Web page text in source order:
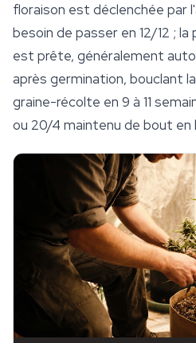
floraison est déclenchée par
besoin de passer en 12/12 ;
est prête, généralement
après germination, bouclant
graine-récolte en 9 à 11
ou 20/4 maintenu de bout en